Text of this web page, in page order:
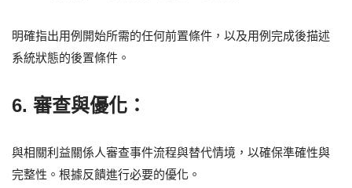
明確指出用例開始所需的任何前置條件，以及用例完成後描述
系統狀態的後置條件。
6. 審查與優化：
與相關利益關係人審查事件流程與替代情境，以確保準確性與
完整性。根據反饋進行必要的優化。